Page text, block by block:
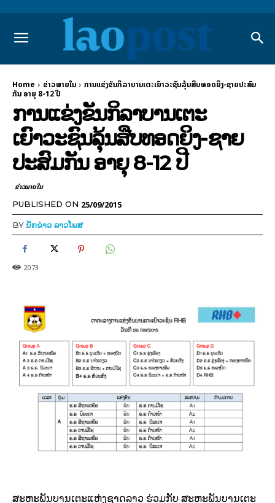
Home ຂ່າວພາຍ​ໃນ
ການແຂ່ງຂັນກິລາບານເຕະເຍົາວະຊົນລຸ້ນສືບທອດຍິງ-ຊາຍປະສົມ
ກັນ ອາຍຸ 8-12 ປີ
ການແຂ່ງຂັນກິລາບານເຕະ
ເຍົາວະຊົນລຸ້ນສືບທອດຍິງ-ຊາຍ
ປະສົມກັນ ອາຍຸ 8-12 ປີ
ຂ່າວພາຍ​ໃນ
PUBLISHED ON 25/09/2015
BYນັກຂ່າວ ລາວໂພສ
2073
ສະຫະພັນບານເຕະແຫ່ງຊາດລາວ ຮ່ວມກັບ ສະຫະພັນບານເຕະ